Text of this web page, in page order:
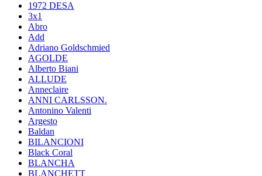
1972 DESA
3x1
Abro
Add
Adriano Goldschmied
AGOLDE
Alberto Biani
ALLUDE
Anneclaire
ANNI CARLSSON.
Antonino Valenti
Argesto
Baldan
BILANCIONI
Black Coral
BLANCHA
BLANCHETT